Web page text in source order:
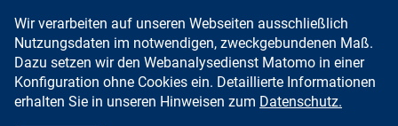
Zum Inhalt springen
Wir verarbeiten auf unseren Webseiten ausschließlich
Nutzungsdaten im notwendigen, zweckgebundenen Maß.
Dazu setzen wir den Webanalysedienst Matomo in einer
Konfiguration ohne Cookies ein. Detaillierte Informationen
erhalten Sie in unseren Hinweisen zum Datenschutz.